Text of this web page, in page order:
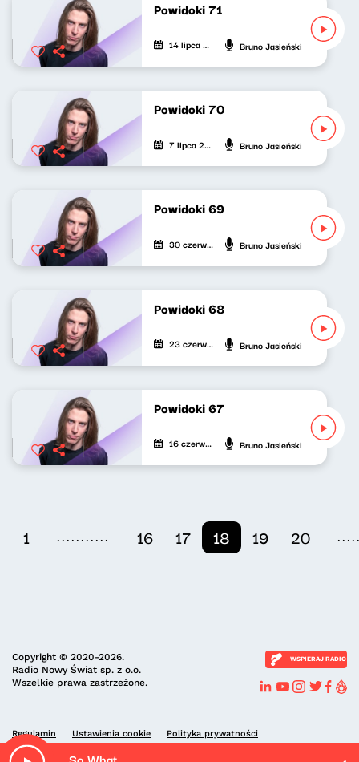
Powidoki 71
14 lipca 2022 Bruno Jasieński
Powidoki 70
7 lipca 2022 Bruno Jasieński
Powidoki 69
30 czerwca 2022 Bruno Jasieński
Powidoki 68
23 czerwca 2022 Bruno Jasieński
Powidoki 67
16 czerwca 2022 Bruno Jasieński
1 ........... 16 17 18 19 20
Copyright © 2020-2026.
Radio Nowy Świat sp. z o.o.
Wszelkie prawa zastrzeżone.
WSPIERAJ RADIO
Regulamin Ustawienia cookie Polityka prywatności